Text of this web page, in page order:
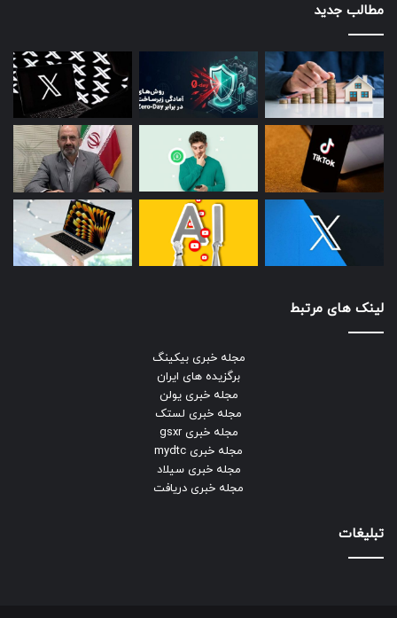
مطالب جدید
لینک های مرتبط
مجله خبری بیکینگ
برگزیده های ایران
مجله خبری یولن
مجله خبری لستک
مجله خبری gsxr
مجله خبری mydtc
مجله خبری سیلاد
مجله خبری دریافت
تبلیغات